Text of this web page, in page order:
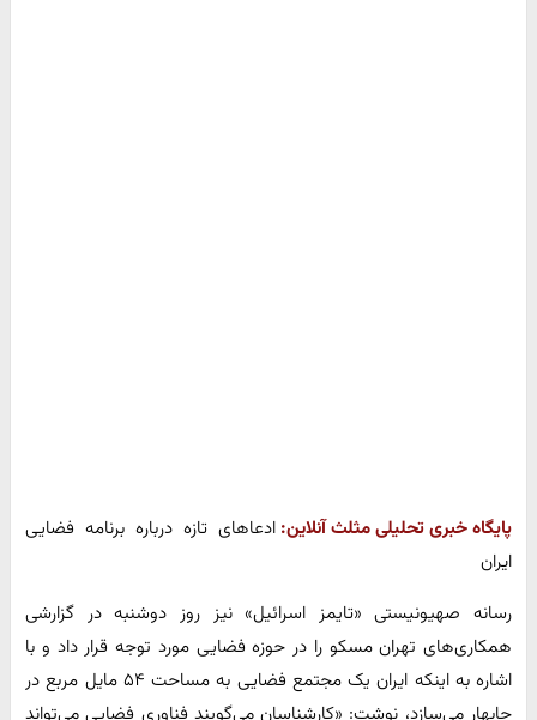
پایگاه خبری تحلیلی مثلث آنلاین: ادعاهای تازه درباره برنامه فضایی
ایران
رسانه صهیونیستی «تایمز اسرائیل» نیز روز دوشنبه در گزارشی
همکاری‌های تهران مسکو را در حوزه فضایی مورد توجه قرار داد و با
اشاره به اینکه ایران یک مجتمع فضایی به مساحت ۵۴ مایل مربع در
چابهار می‌سازد، نوشت: «کارشناسان می‌گویند فناوری فضایی می‌تواند